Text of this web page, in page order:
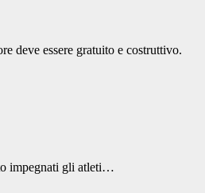
deve essere gratuito e costruttivo.
impegnati gli atleti…